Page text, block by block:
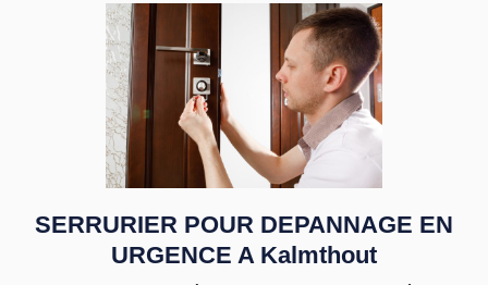
SERRURIER POUR DEPANNAGE EN
URGENCE A Kalmthout